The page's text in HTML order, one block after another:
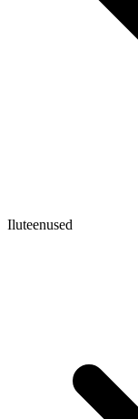
Iluteenused